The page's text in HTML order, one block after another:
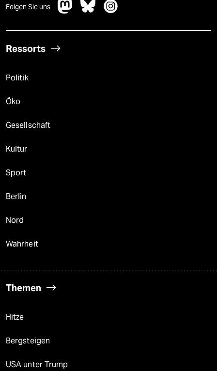
Folgen Sie uns
Ressorts
Politik
Öko
Gesellschaft
Kultur
Sport
Berlin
Nord
Wahrheit
Themen
Hitze
Bergsteigen
USA unter Trump